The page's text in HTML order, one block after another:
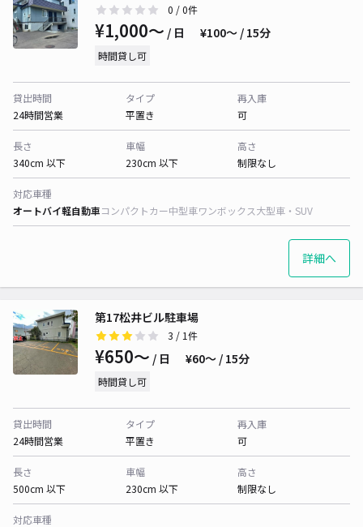
0 / 0件
¥1,000〜 / 日 ¥100〜 / 15分
時間貸し可
貸出時間
24時間営業
タイプ
平置き
再入庫
可
長さ
340cm 以下
車幅
230cm 以下
高さ
制限なし
対応車種
オートバイ軽自動車コンパクトカー中型車ワンボックス大型車・SUV
詳細へ
第17松井ビル駐車場
3 / 1件
¥650〜 / 日 ¥60〜 / 15分
時間貸し可
貸出時間
24時間営業
タイプ
平置き
再入庫
可
長さ
500cm 以下
車幅
230cm 以下
高さ
制限なし
対応車種